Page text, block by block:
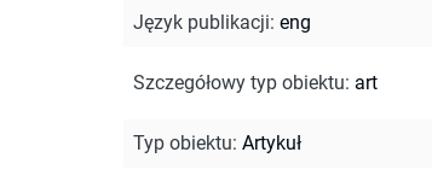
Język publikacji: eng
Szczegółowy typ obiektu: art
Typ obiektu: Artykuł